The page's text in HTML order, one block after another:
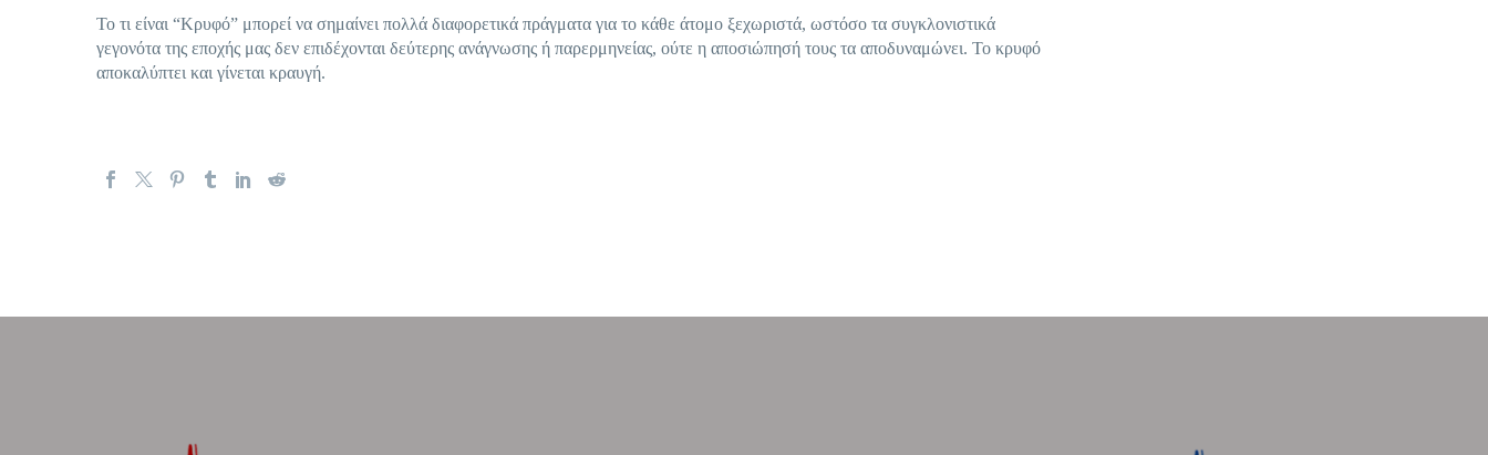
Το τι είναι “Κρυφό” μπορεί να σημαίνει πολλά διαφορετικά πράγματα για το κάθε άτομο ξεχωριστά, ωστόσο τα συγκλονιστικά
γεγονότα της εποχής μας δεν επιδέχονται δεύτερης ανάγνωσης ή παρερμηνείας, ούτε η αποσιώπησή τους τα αποδυναμώνει. Το κρυφό
αποκαλύπτει και γίνεται κραυγή.